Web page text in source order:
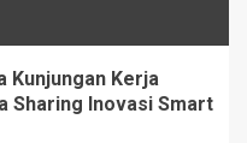
Kunjungan Kerja
Sharing Inovasi Smart